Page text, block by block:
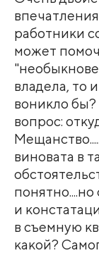
работники
может
владела, то
воникло бы?
вопрос:
виновата в
и
в съемную
какой?